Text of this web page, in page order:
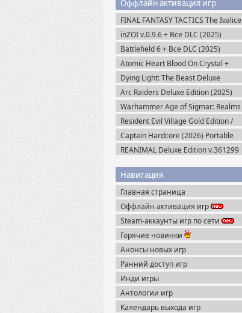
Оффлайн активация игр
FINAL FANTASY TACTICS The Ivalice
Chronicles (2025) Steam-Rip
inZOI v.0.9.6 + Все DLC (2025)
Пиратка
Battlefield 6 + Все DLC (2025)
Portable
Atomic Heart Blood On Crystal +
Все DLC (2026) Пиратка
Dying Light: The Beast Deluxe
Edition v.1.6.4 + Все DLC (2025)
Пиратка
Arc Raiders Deluxe Edition (2025)
Steam-Rip
Warhammer Age of Sigmar: Realms
of Ruin Ultimate Edition (2023)
Steam-Rip
Resident Evil Village Gold Edition /
Resident Evil 8 (2021) Portable
Captain Hardcore (2026) Portable
REANIMAL Deluxe Edition v.361299
Навигация
Главная страница
Оффлайн активация игр
Steam-аккаунты игр по сети
Горячие новинки
Анонсы новых игр
Ранний доступ игр
Инди игры
Антологии игр
Календарь выхода игр